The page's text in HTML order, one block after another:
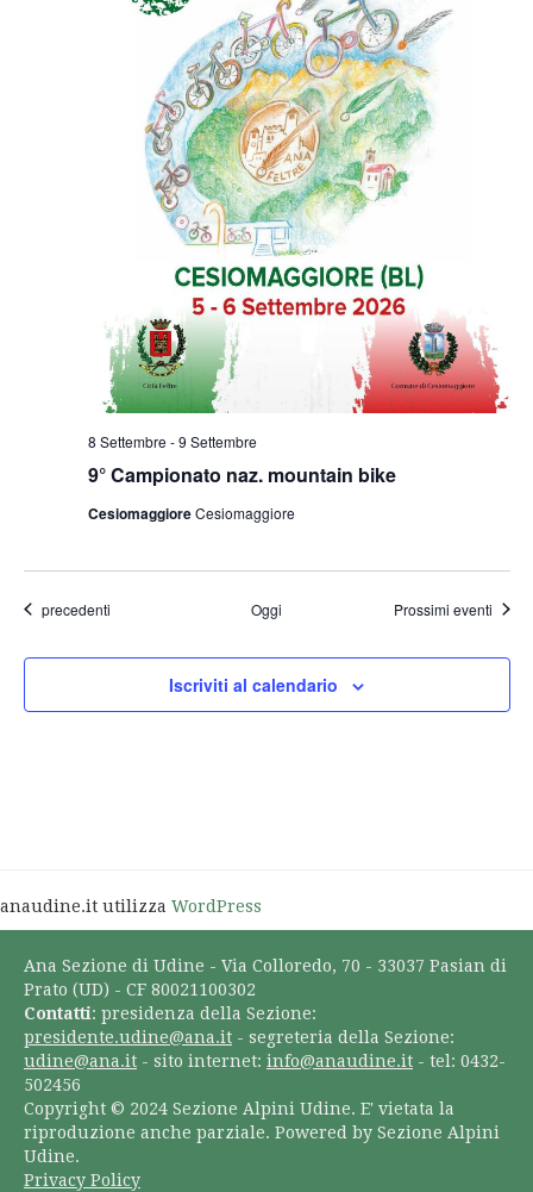
9° Campionato naz. mountain bike
8 Settembre -9 Settembre
CesiomaggioreCesiomaggiore
Eventi
precedenti Oggi Prossimi eventi
Iscriviti al calendario
anaudine.it utilizza WordPress
Ana Sezione di Udine - Via Colloredo, 70 - 33037 Pasian di
Prato (UD) - CF 80021100302
Contatti: presidenza della Sezione:
presidente.udine@ana.it - segreteria della Sezione:
udine@ana.it - sito internet: info@anaudine.it - tel: 0432-
502456
Copyright © 2024 Sezione Alpini Udine. E' vietata la
riproduzione anche parziale. Powered by Sezione Alpini
Udine.
Privacy Policy